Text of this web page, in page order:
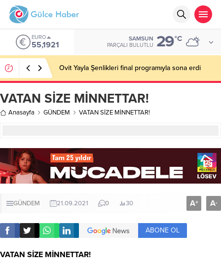
EURO
55,1921
SAMSUN
PARÇALI BULUTLU 29°C
Ovit Yayla Şenlikleri final programıyla sona erdi
VATAN SİZE MİNNETTAR!
Anasayfa GÜNDEM VATAN SİZE MİNNETTAR!
GÜNDEM 21.09.2021 0 30 A+ A-
ABONE OL
VATAN SİZE MİNNETTAR!